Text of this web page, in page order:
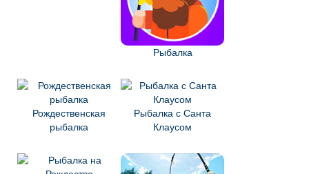
Рыбалка
Рождественская
рыбалка
Рыбалка с Санта
Клаусом